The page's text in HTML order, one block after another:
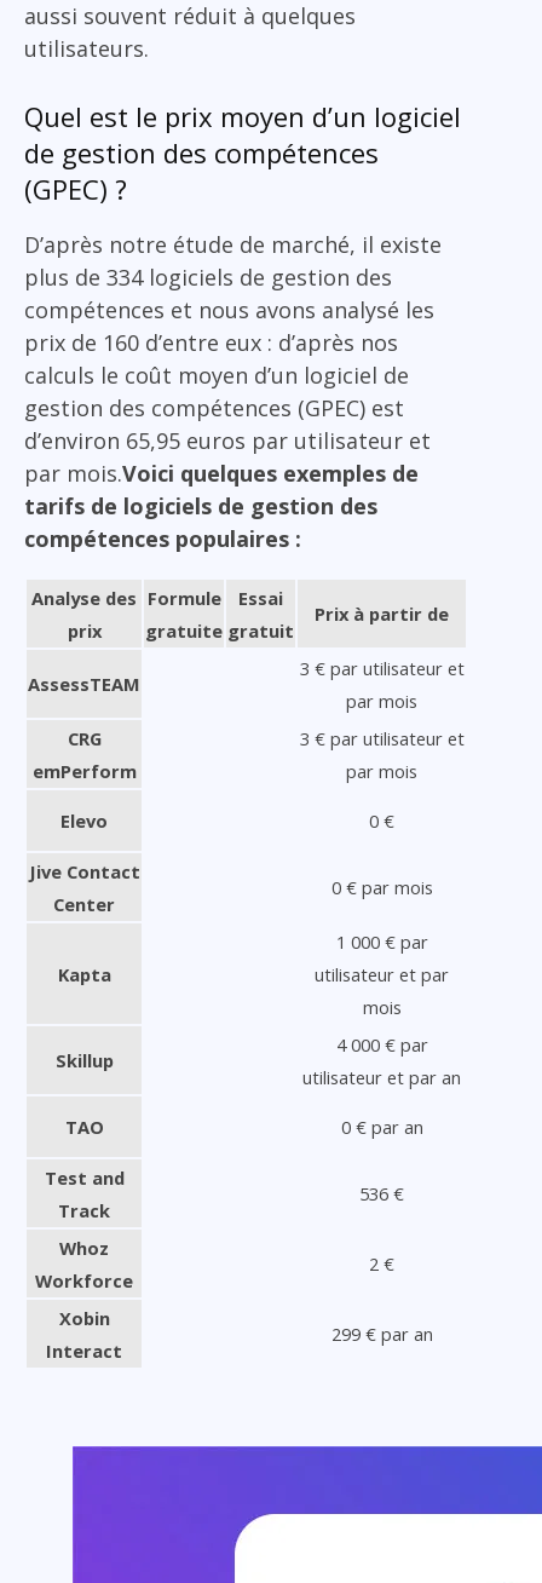
aussi souvent réduit à quelques
utilisateurs.
Quel est le prix moyen d’un logiciel
de gestion des compétences
(GPEC) ?
D’après notre étude de marché, il existe
plus de 334 logiciels de gestion des
compétences et nous avons analysé les
prix de 160 d’entre eux : d’après nos
calculs le coût moyen d’un logiciel de
gestion des compétences (GPEC) est
d’environ 65,95 euros par utilisateur et
par mois.Voici quelques exemples de
tarifs de logiciels de gestion des
compétences populaires :
Analyse des
prix
Formule
gratuite
Essai
gratuit
Prix à partir de
AssessTEAM
3 € par utilisateur et
par mois
CRG
emPerform
3 € par utilisateur et
par mois
Elevo 0 €
Jive Contact
Center
0 € par mois
Kapta
1 000 € par
utilisateur et par
mois
Skillup
4 000 € par
utilisateur et par an
TAO 0 € par an
Test and
Track
536 €
Whoz
Workforce
2 €
Xobin
Interact
299 € par an